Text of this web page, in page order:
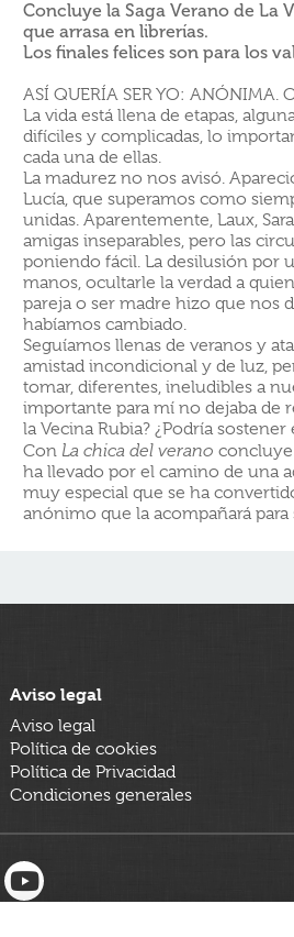
Concluye la Saga Verano de La
que arrasa en librerías.
Los finales felices son para los
ASÍ QUERÍA SER YO: ANÓNIMA.
La vida está llena de etapas,
difíciles y complicadas, lo
cada una de ellas.
La madurez no nos avisó.
Lucía, que superamos como
unidas. Aparentemente, Laux,
amigas inseparables, pero las
poniendo fácil. La desilusión por
manos, ocultarle la verdad a
pareja o ser madre hizo que nos
habíamos cambiado.
Seguíamos llenas de veranos y
amistad incondicional y de luz,
tomar, diferentes, ineludibles a
importante para mí no dejaba de
la Vecina Rubia? ¿Podría
Con La chica del verano concluye
ha llevado por el camino de una
muy especial que se ha
anónimo que la acompañará para
Aviso legal
Aviso legal
Política de cookies
Política de Privacidad
Condiciones generales